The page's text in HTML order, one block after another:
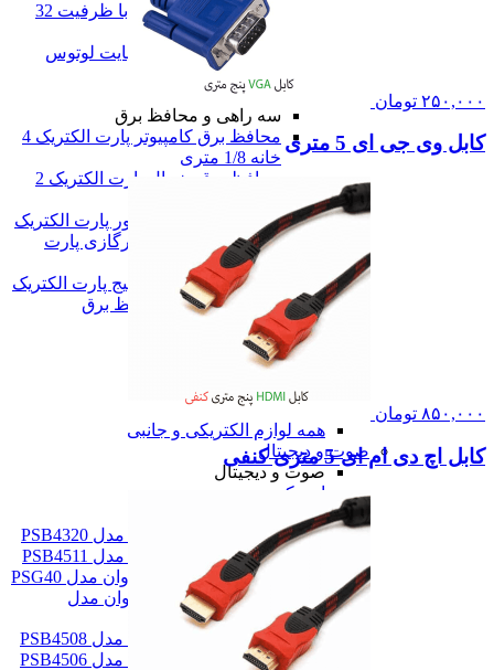
مموری کارت کیوشیا با ظرفیت 32
گیگابایت
کارت حافظه 16 گیگابایت لوتوس
همه رم گوشی
سه راهی و محافظ برق
سه راهی و محافظ برق
محافظ برق کامپیوتر پارت الکتریک 4
خانه 1/8 متری
محافظ برق یخچال پارت الکتریک 2
محافظ برق پشت کنتور پارت الکتریک
محافظ ولتاژ برق کولرگازی پارت
الکتریک
محافظ نوسان برق پکیج پارت الکتریک
همه سه راهی و محافظ برق
شارژر موبایل
شارژر موبایل
شارژر دیواری
پاور بانک
همه شارژر موبایل
همه لوازم الکتریکی و جانبی
صوت و دیجیتال
صوت و دیجیتال
اسپیکر
اسپیکر کوچک پرووان مدل PSB4320
اسپیکر کوچک پرووان مدل PSB4511
اسپیکر قابل حمل پرووان مدل PSG40
اسپیکر فلش خور پرووان مدل
PSB4325
اسپیکر خانگی پرووان مدل PSB4508
اسپیکر خانگی پرووان مدل PSB4506
۲۵۰,۰۰۰ تومان
کابل وی جی ای 5 متری
۸۵۰,۰۰۰ تومان
کابل اچ دی ام ای 5 متری کنفی